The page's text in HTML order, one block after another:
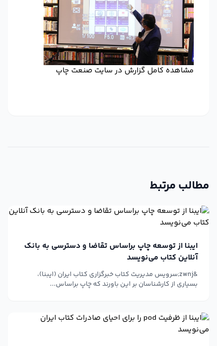
مشاهده کامل گزارش در سایت صنعت چاپ
مطالب مرتبط
ایبنا از توسعه چاپ براساس تقاضا و دسترسی به بانک
آنلاین کتاب می‌نویسد
&zwnj;سرویس مدیریت کتاب خبرگزاری کتاب ایران (ایبنا)،
بسیاری از کارشناسان بر این باورند که چاپ براساس...